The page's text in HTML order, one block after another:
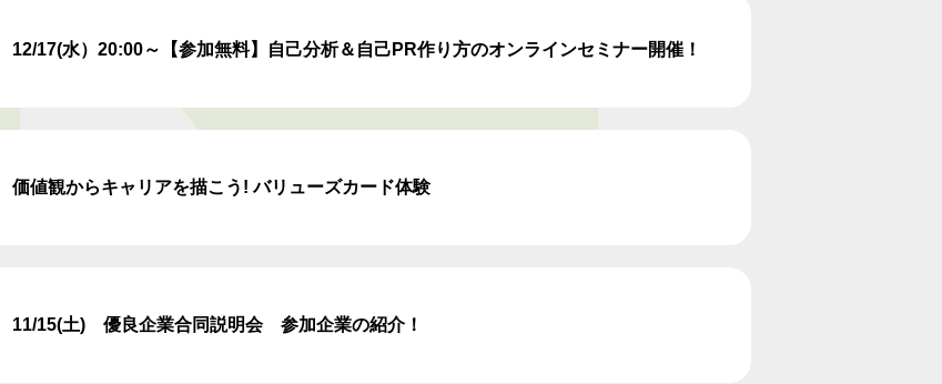
12/17(水）20:00～【参加無料】自己分析＆自己PR作り方のオンラインセミナー開催！
価値観からキャリアを描こう! バリューズカード体験
11/15(土) 優良企業合同説明会 参加企業の紹介！